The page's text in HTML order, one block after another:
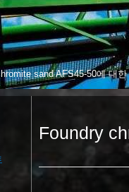
sand AFS45-50에 대
Foundry